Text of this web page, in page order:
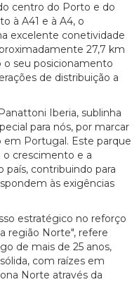
centro do Porto e do
à A41 e à A4, o
excelente conetividade
27,7 km
seu posicionamento
de distribuição a
Iberia, sublinha
para nós, por marcar
Portugal. Este parque
crescimento e a
contribuindo para
às exigências
estratégico no reforço
região Norte", refere
de mais de 25 anos,
com raízes em
Norte através da